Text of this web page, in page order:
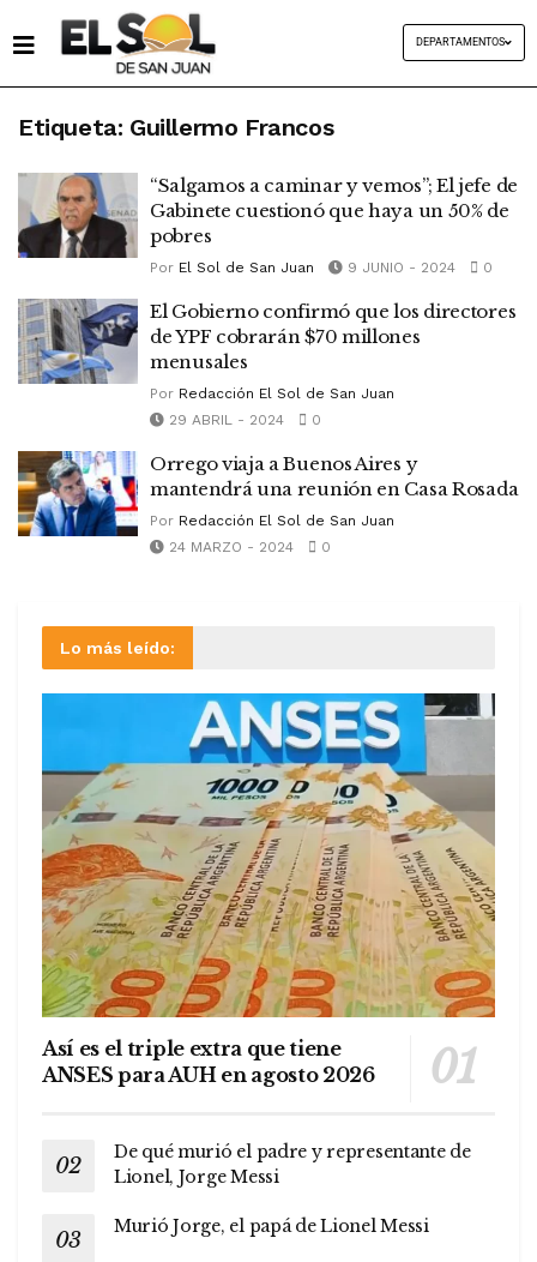
DEPARTAMENTOS
Etiqueta: Guillermo Francos
“Salgamos a caminar y vemos”; El jefe de
Gabinete cuestionó que haya un 50% de
pobres
Por El Sol de San Juan 9 JUNIO - 2024 0
El Gobierno confirmó que los directores
de YPF cobrarán $70 millones
menusales
Por Redacción El Sol de San Juan
29 ABRIL - 2024
0
Orrego viaja a Buenos Aires y
mantendrá una reunión en Casa Rosada
Por Redacción El Sol de San Juan
24 MARZO - 2024
0
Lo más leído:
Así es el triple extra que tiene
ANSES para AUH en agosto 2026
De qué murió el padre y representante de
Lionel, Jorge Messi
Murió Jorge, el papá de Lionel Messi